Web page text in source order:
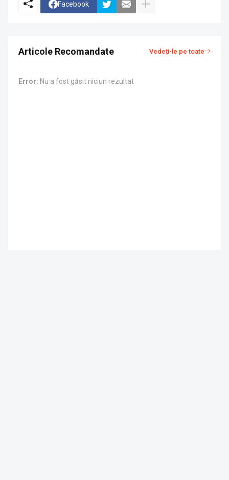
Facebook
Articole Recomandate Vedeți-le pe toate
Error: Nu a fost găsit niciun rezultat